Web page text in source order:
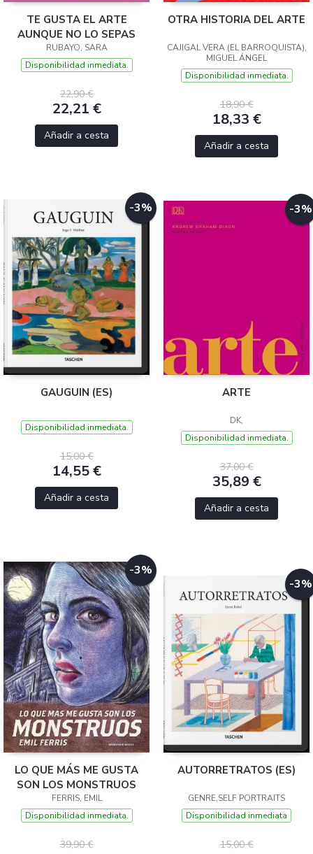
TE GUSTA EL ARTE
AUNQUE NO LO SEPAS
RUBAYO, SARA
Disponibilidad inmediata.
22,90 €
22,21 €
Añadir a cesta
OTRA HISTORIA DEL ARTE
CAJIGAL VERA (EL BARROQUISTA),
MIGUEL ÁNGEL
Disponibilidad inmediata.
18,90 €
18,33 €
Añadir a cesta
-3%
GAUGUIN (ES)
Disponibilidad inmediata.
15,00 €
14,55 €
Añadir a cesta
-3%
ARTE
DK,
Disponibilidad inmediata.
37,00 €
35,89 €
Añadir a cesta
-3%
LO QUE MÁS ME GUSTA
SON LOS MONSTRUOS
FERRIS, EMIL
Disponibilidad inmediata.
39,90 €
-3%
AUTORRETRATOS (ES)
GENRE,SELF PORTRAITS
Disponibilidad inmediata
15,00 €